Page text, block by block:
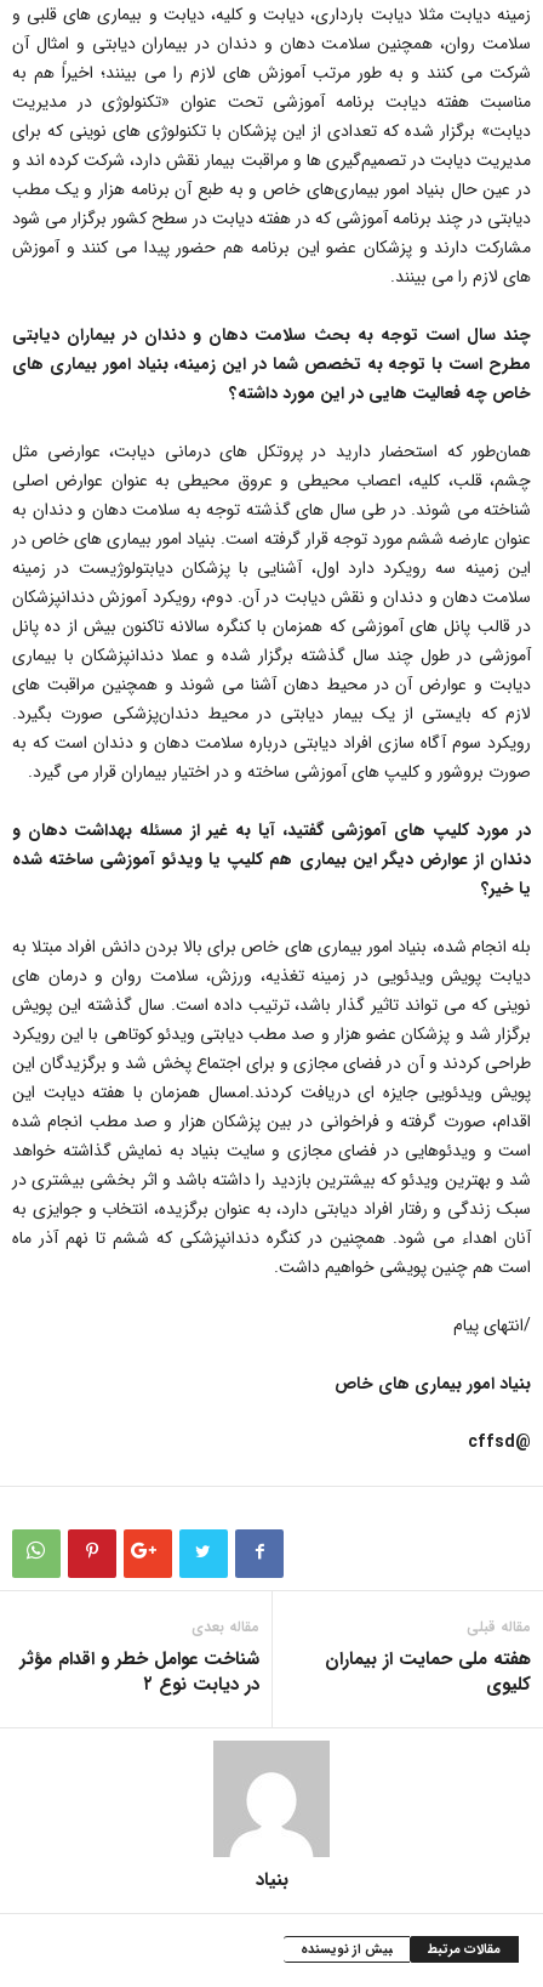
زمینه دیابت مثلا دیابت بارداری، دیابت و کلیه، دیابت و بیماری های قلبی و
سلامت روان، همچنین سلامت دهان و دندان در بیماران دیابتی و امثال آن
شرکت می کنند و به طور مرتب آموزش های لازم را می بینند؛ اخیراً هم به
مناسبت هفته دیابت برنامه آموزشی تحت عنوان «تکنولوژی در مدیریت
دیابت» برگزار شده که تعدادی از این پزشکان با تکنولوژی های نوینی که برای
مدیریت دیابت در تصمیم‌گیری ها و مراقبت بیمار نقش دارد، شرکت کرده اند و
در عین حال بنیاد امور بیماری‌های خاص و به طبع آن برنامه هزار و یک مطب
دیابتی در چند برنامه آموزشی که در هفته دیابت در سطح کشور برگزار می شود
مشارکت دارند و پزشکان عضو این برنامه هم حضور پیدا می کنند و آموزش
های لازم را می بینند.
️چند سال است توجه به بحث سلامت دهان و دندان در بیماران دیابتی
مطرح است با توجه به تخصص شما در این زمینه، بنیاد امور بیماری های
خاص چه فعالیت هایی در این مورد داشته؟
همان‌طور که استحضار دارید در پروتکل های درمانی دیابت، عوارضی مثل
چشم، قلب، کلیه، اعصاب محیطی و عروق محیطی به عنوان عوارض اصلی
شناخته می شوند. در طی سال های گذشته توجه به سلامت دهان و دندان به
عنوان عارضه ششم مورد توجه قرار گرفته است. بنیاد امور بیماری های خاص در
این زمینه سه رویکرد دارد اول، آشنایی با پزشکان دیابتولوژیست در زمینه
سلامت دهان و دندان و نقش دیابت در آن. دوم، رویکرد آموزش دندانپزشکان
در قالب پانل های آموزشی که همزمان با کنگره سالانه تاکنون بیش از ده پانل
آموزشی در طول چند سال گذشته برگزار شده و عملا دندانپزشکان با بیماری
دیابت و عوارض آن در محیط دهان آشنا می شوند و همچنین مراقبت های
لازم که بایستی از یک بیمار دیابتی در محیط دندان‌پزشکی صورت بگیرد.
رویکرد سوم آگاه سازی افراد دیابتی درباره سلامت دهان و دندان است که به
صورت بروشور و کلیپ های آموزشی ساخته و در اختیار بیماران قرار می گیرد.
️در مورد کلیپ های آموزشی گفتید، آیا به غیر از مسئله بهداشت دهان و
دندان از عوارض دیگر این بیماری هم کلیپ یا ویدئو آموزشی ساخته شده
یا خیر؟
بله انجام شده، بنیاد امور بیماری های خاص برای بالا بردن دانش افراد مبتلا به
دیابت پویش ویدئویی در زمینه تغذیه، ورزش، سلامت روان و درمان های
نوینی که می تواند تاثیر گذار باشد، ترتیب داده است. سال گذشته این پویش
برگزار شد و پزشکان عضو هزار و صد مطب دیابتی ویدئو کوتاهی با این رویکرد
طراحی کردند و آن در فضای مجازی و برای اجتماع پخش شد و برگزیدگان این
پویش ویدئویی جایزه ای دریافت کردند.امسال همزمان با هفته دیابت این
اقدام، صورت گرفته و فراخوانی در بین پزشکان هزار و صد مطب انجام شده
است و ویدئوهایی در فضای مجازی و سایت بنیاد به نمایش گذاشته خواهد
شد و بهترین ویدئو که بیشترین بازدید را داشته باشد و اثر بخشی بیشتری در
سبک زندگی و رفتار افراد دیابتی دارد، به عنوان برگزیده، انتخاب و جوایزی به
آنان اهداء می شود. همچنین در کنگره دندانپزشکی که ششم تا نهم آذر ماه
است هم چنین پویشی خواهیم داشت.
/انتهای پیام
بنیاد امور بیماری های خاص
@cffsd
مقاله قبلی
هفته ملی حمایت از بیماران
کلیوی
مقاله بعدی
شناخت عوامل خطر و اقدام مؤثر
در دیابت نوع ۲
بنیاد
مقالات مرتبط بیش از نویسنده